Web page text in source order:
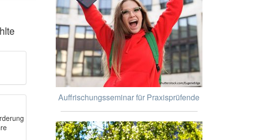
Auffrischungsseminar für Praxisprüfende